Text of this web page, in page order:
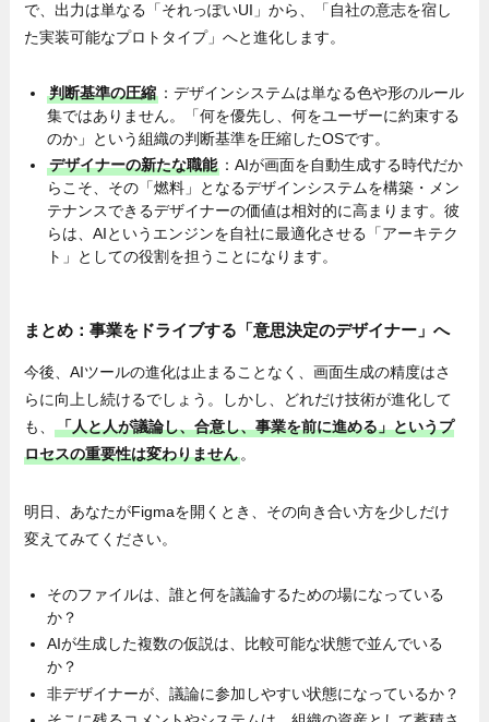
で、出力は単なる「それっぽいUI」から、「自社の意志を宿し
た実装可能なプロトタイプ」へと進化します。
判断基準の圧縮 ：デザインシステムは単なる色や形のルール
集ではありません。「何を優先し、何をユーザーに約束する
のか」という組織の判断基準を圧縮したOSです。
デザイナーの新たな職能 ：AIが画面を自動生成する時代だか
らこそ、その「燃料」となるデザインシステムを構築・メン
テナンスできるデザイナーの価値は相対的に高まります。彼
らは、AIというエンジンを自社に最適化させる「アーキテク
ト」としての役割を担うことになります。
まとめ：事業をドライブする「意思決定のデザイナー」へ
今後、AIツールの進化は止まることなく、画面生成の精度はさ
らに向上し続けるでしょう。しかし、どれだけ技術が進化して
も、「人と人が議論し、合意し、事業を前に進める」というプ
ロセスの重要性は変わりません 。
明日、あなたがFigmaを開くとき、その向き合い方を少しだけ
変えてみてください。
そのファイルは、誰と何を議論するための場になっている
か？
AIが生成した複数の仮説は、比較可能な状態で並んでいる
か？
非デザイナーが、議論に参加しやすい状態になっているか？